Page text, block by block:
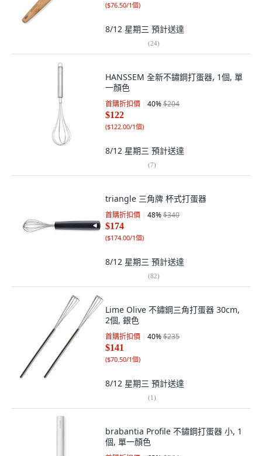
($76.50/1個)
8/12 星期三 預計送達
(24)
HANSSEM 全新不鏽鋼打蛋器, 1個, 單
一顏色
首購折扣價 40%$204
$122
($122.00/1個)
8/12 星期三 預計送達
(7)
triangle 三角牌 杯式打蛋器
首購折扣價 48%$340
$174
($174.00/1個)
8/12 星期三 預計送達
(82)
Lime Olive 不鏽鋼三角打蛋器 30cm,
2個, 銀色
首購折扣價 40%$235
$141
($70.50/1個)
8/12 星期三 預計送達
(1)
brabantia Profile 不鏽鋼打蛋器 小, 1
個, 單一顏色